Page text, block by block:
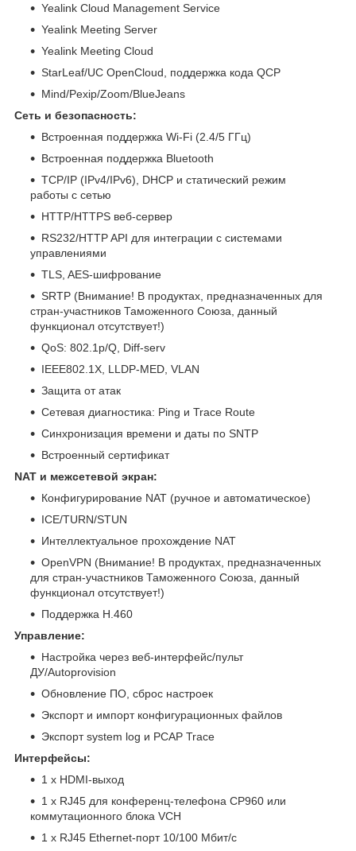
Yealink Cloud Management Service
Yealink Meeting Server
Yealink Meeting Cloud
StarLeaf/UC OpenCloud, поддержка кода QCP
Mind/Pexip/Zoom/BlueJeans
Сеть и безопасность:
Встроенная поддержка Wi-Fi (2.4/5 ГГц)
Встроенная поддержка Bluetooth
TCP/IP (IPv4/IPv6), DHCP и статический режим
работы с сетью
HTTP/HTTPS веб-сервер
RS232/HTTP API для интеграции с системами
управлениями
TLS, AES-шифрование
SRTP (Внимание! В продуктах, предназначенных для
стран-участников Таможенного Союза, данный
функционал отсутствует!)
QoS: 802.1p/Q, Diff-serv
IEEE802.1X, LLDP-MED, VLAN
Защита от атак
Сетевая диагностика: Ping и Trace Route
Синхронизация времени и даты по SNTP
Встроенный сертификат
NAT и межсетевой экран:
Конфигурирование NAT (ручное и автоматическое)
ICE/TURN/STUN
Интеллектуальное прохождение NAT
OpenVPN (Внимание! В продуктах, предназначенных
для стран-участников Таможенного Союза, данный
функционал отсутствует!)
Поддержка H.460
Управление:
Настройка через веб-интерфейс/пульт
ДУ/Autoprovision
Обновление ПО, сброс настроек
Экспорт и импорт конфигурационных файлов
Экспорт system log и PCAP Trace
Интерфейсы:
1 x HDMI-выход
1 x RJ45 для конференц-телефона CP960 или
коммутационного блока VCH
1 x RJ45 Ethernet-порт 10/100 Мбит/с